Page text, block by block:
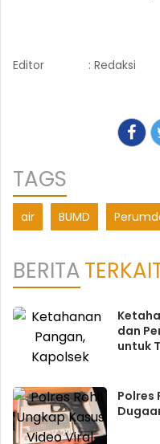
Editor : Redaksi
TAGS
air BUMD
BERITA
dan
untuk
Polres